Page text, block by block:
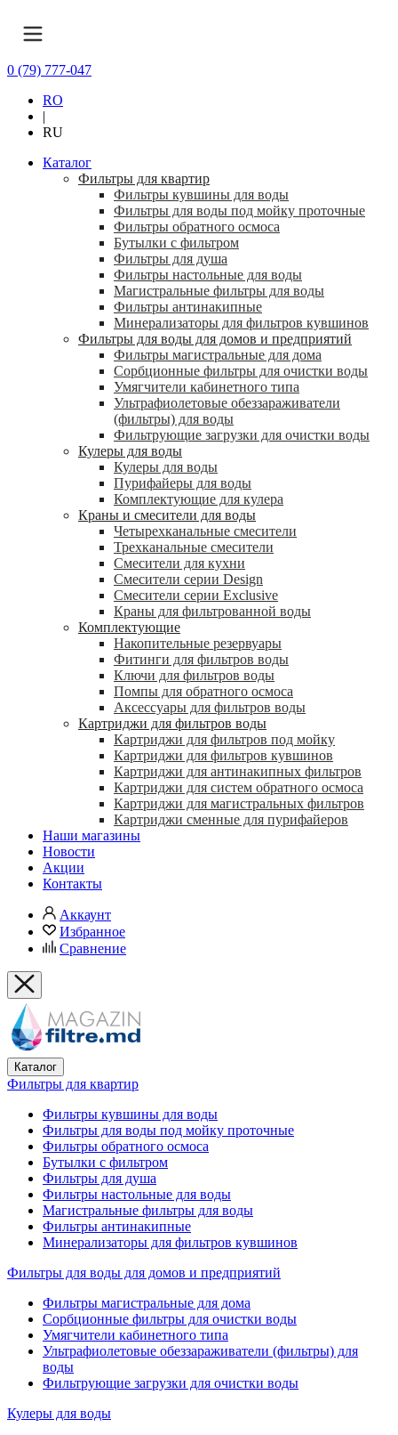
0 (79) 777-047
RO
|
RU
Каталог
Фильтры для квартир
Фильтры кувшины для воды
Фильтры для воды под мойку проточные
Фильтры обратного осмоса
Бутылки с фильтром
Фильтры для душа
Фильтры настольные для воды
Магистральные фильтры для воды
Фильтры антинакипные
Минерализаторы для фильтров кувшинов
Фильтры для воды для домов и предприятий
Фильтры магистральные для дома
Сорбционные фильтры для очистки воды
Умягчители кабинетного типа
Ультрафиолетовые обеззараживатели
(фильтры) для воды
Фильтрующие загрузки для очистки воды
Кулеры для воды
Кулеры для воды
Пурифайеры для воды
Комплектующие для кулера
Краны и смесители для воды
Четырехканальные смесители
Трехканальные смесители
Смесители для кухни
Смесители серии Design
Смесители серии Exclusive
Краны для фильтрованной воды
Комплектующие
Накопительные резервуары
Фитинги для фильтров воды
Ключи для фильтров воды
Помпы для обратного осмоса
Аксессуары для фильтров воды
Картриджи для фильтров воды
Картриджи для фильтров под мойку
Картриджи для фильтров кувшинов
Картриджи для антинакипных фильтров
Картриджи для систем обратного осмоса
Картриджи для магистральных фильтров
Картриджи сменные для пурифайеров
Наши магазины
Новости
Акции
Контакты
Аккаунт
Избранное
Сравнение
Каталог
Фильтры для квартир
Фильтры кувшины для воды
Фильтры для воды под мойку проточные
Фильтры обратного осмоса
Бутылки с фильтром
Фильтры для душа
Фильтры настольные для воды
Магистральные фильтры для воды
Фильтры антинакипные
Минерализаторы для фильтров кувшинов
Фильтры для воды для домов и предприятий
Фильтры магистральные для дома
Сорбционные фильтры для очистки воды
Умягчители кабинетного типа
Ультрафиолетовые обеззараживатели (фильтры) для
воды
Фильтрующие загрузки для очистки воды
Кулеры для воды